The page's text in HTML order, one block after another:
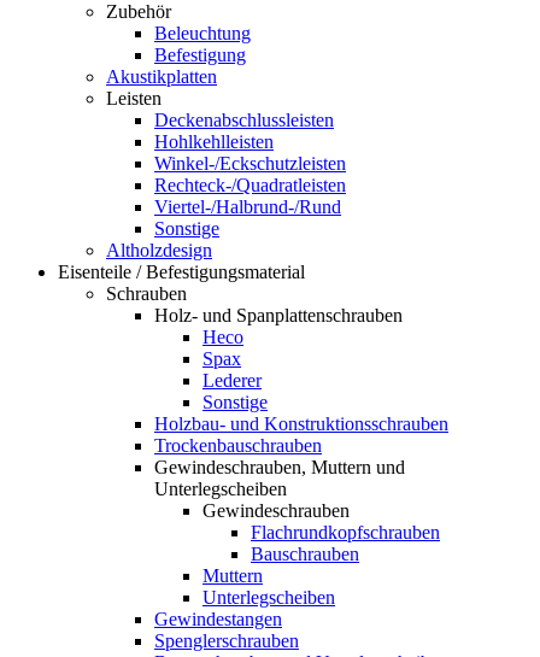
Zubehör
Beleuchtung
Befestigung
Akustikplatten
Leisten
Deckenabschlussleisten
Hohlkehlleisten
Winkel-/Eckschutzleisten
Rechteck-/Quadratleisten
Viertel-/Halbrund-/Rund
Sonstige
Altholzdesign
Eisenteile / Befestigungsmaterial
Schrauben
Holz- und Spanplattenschrauben
Heco
Spax
Lederer
Sonstige
Holzbau- und Konstruktionsschrauben
Trockenbauschrauben
Gewindeschrauben, Muttern und
Unterlegscheiben
Gewindeschrauben
Flachrundkopfschrauben
Bauschrauben
Muttern
Unterlegscheiben
Gewindestangen
Spenglerschrauben